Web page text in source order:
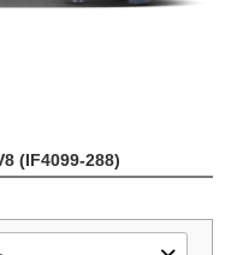
(IF4099-288)